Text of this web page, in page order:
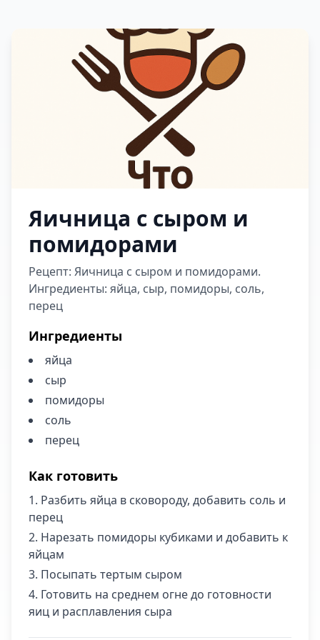
Яичница с сыром и
помидорами
Рецепт: Яичница с сыром и помидорами.
Ингредиенты: яйца, сыр, помидоры, соль,
перец
Ингредиенты
яйца
сыр
помидоры
соль
перец
Как готовить
Разбить яйца в сковороду, добавить соль и
перец
Нарезать помидоры кубиками и добавить к
яйцам
Посыпать тертым сыром
Готовить на среднем огне до готовности
яиц и расплавления сыра